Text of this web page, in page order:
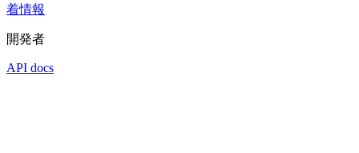
着情報
開発者
API docs